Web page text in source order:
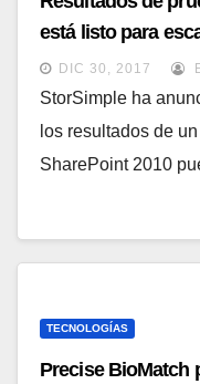
está listo para
Management
DIC 30, 2017
StorSimple ha
los resultados de
SharePoint 2010
TECNOLOGÍAS
Precise BioMatch